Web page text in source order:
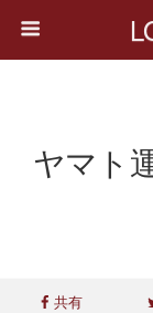
ヤマト
共有